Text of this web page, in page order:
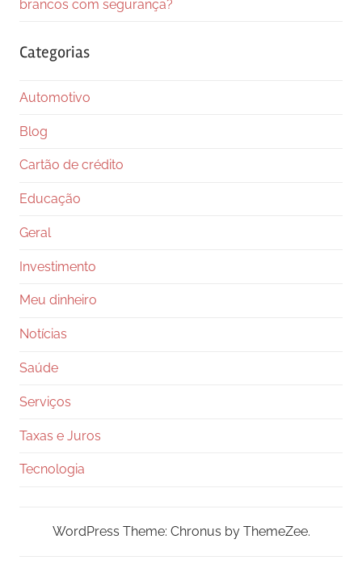
brancos com segurança?
Categorias
Automotivo
Blog
Cartão de crédito
Educação
Geral
Investimento
Meu dinheiro
Notícias
Saúde
Serviços
Taxas e Juros
Tecnologia
WordPress Theme: Chronus by ThemeZee.